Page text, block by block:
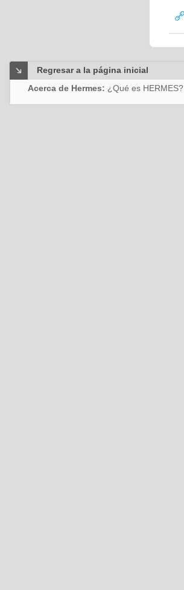
Regresar a la página inicial
Acerca de Hermes: ¿Qué es HERMES?